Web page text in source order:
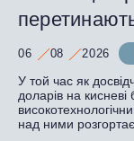
06 08 2026
У той час як
доларів на
над ними